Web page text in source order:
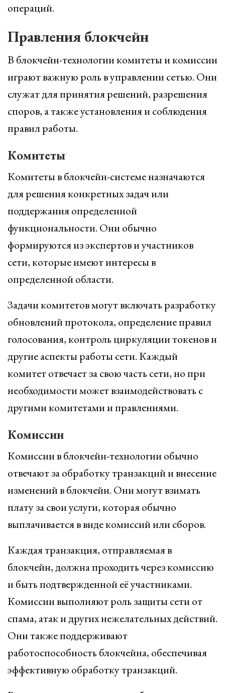
операций.
Правления блокчейн
В блокчейн-технологии комитеты и комиссии
играют важную роль в управлении сетью. Они
служат для принятия решений, разрешения
споров, а также установления и соблюдения
правил работы.
Комитеты
Комитеты в блокчейн-системе назначаются
для решения конкретных задач или
поддержания определенной
функциональности. Они обычно
формируются из экспертов и участников
сети, которые имеют интересы в
определенной области.
Задачи комитетов могут включать разработку
обновлений протокола, определение правил
голосования, контроль циркуляции токенов и
другие аспекты работы сети. Каждый
комитет отвечает за свою часть сети, но при
необходимости может взаимодействовать с
другими комитетами и правлениями.
Комиссии
Комиссии в блокчейн-технологии обычно
отвечают за обработку транзакций и внесение
изменений в блокчейн. Они могут взимать
плату за свои услуги, которая обычно
выплачивается в виде комиссий или сборов.
Каждая транзакция, отправляемая в
блокчейн, должна проходить через комиссию
и быть подтвержденной её участниками.
Комиссии выполняют роль защиты сети от
спама, атак и других нежелательных действий.
Они также поддерживают
работоспособность блокчейна, обеспечивая
эффективную обработку транзакций.